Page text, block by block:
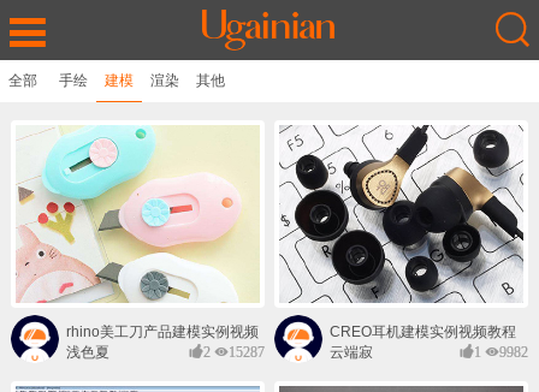
全部 手绘 建模 渲染 其他
rhino美工刀产品建模实例视频
教程
浅色夏
2 15287
CREO耳机建模实例视频教程
云端寂
1 9982